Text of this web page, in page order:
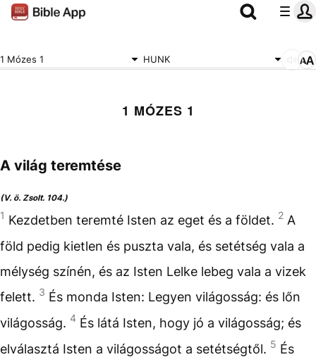
1 Mózes 1 HUNK
1 MÓZES 1
A világ teremtése
(V. ö. Zsolt. 104.)
1 Kezdetben teremté Isten az eget és a földet. 2 A
föld pedig kietlen és puszta vala, és setétség vala a
mélység színén, és az Isten Lelke lebeg vala a vizek
felett. 3 És monda Isten: Legyen világosság: és lőn
világosság. 4 És látá Isten, hogy jó a világosság; és
elválasztá Isten a világosságot a setétségtől. 5 És